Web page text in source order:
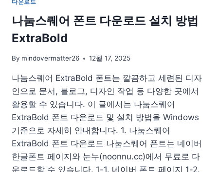
용
처
가
점
청
만
기
온
라
인
발
급
다운로드
나눔스퀘어 폰트 다운로드 설치 방법
ExtraBold
By mindovermatter26 12월 17, 2025
나눔스퀘어 ExtraBold 폰트는 깔끔하고 세련된 디자
인으로 문서, 블로그, 디자인 작업 등 다양한 곳에서
활용할 수 있습니다. 이 글에서는 나눔스퀘어
ExtraBold 폰트 다운로드 및 설치 방법을 Windows
기준으로 자세히 안내합니다. 1. 나눔스퀘어
ExtraBold 폰트 다운로드 나눔스퀘어 폰트는 네이버
한글폰트 페이지와 눈누(noonnu.cc)에서 무료로 다
운로드할 수 있습니다. 1-1. 네이버 폰트 페이지 1-2.